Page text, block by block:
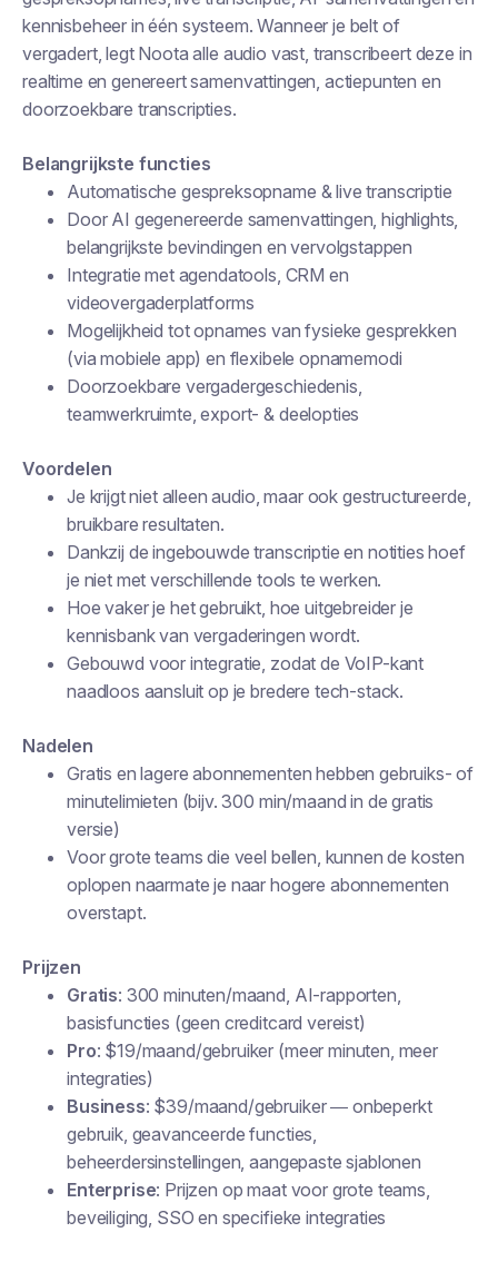
kennisbeheer in één systeem. Wanneer je belt of
vergadert, legt Noota alle audio vast, transcribeert deze in
realtime en genereert samenvattingen, actiepunten en
doorzoekbare transcripties.
Belangrijkste functies
Automatische gespreksopname & live transcriptie
Door AI gegenereerde samenvattingen, highlights,
belangrijkste bevindingen en vervolgstappen
Integratie met agendatools, CRM en
videovergaderplatforms
Mogelijkheid tot opnames van fysieke gesprekken
(via mobiele app) en flexibele opnamemodi
Doorzoekbare vergadergeschiedenis,
teamwerkruimte, export- & deelopties
Voordelen
Je krijgt niet alleen audio, maar ook gestructureerde,
bruikbare resultaten.
Dankzij de ingebouwde transcriptie en notities hoef
je niet met verschillende tools te werken.
Hoe vaker je het gebruikt, hoe uitgebreider je
kennisbank van vergaderingen wordt.
Gebouwd voor integratie, zodat de VoIP-kant
naadloos aansluit op je bredere tech-stack.
Nadelen
Gratis en lagere abonnementen hebben gebruiks- of
minutelimieten (bijv. 300 min/maand in de gratis
versie)
Voor grote teams die veel bellen, kunnen de kosten
oplopen naarmate je naar hogere abonnementen
overstapt.
Prijzen
Gratis: 300 minuten/maand, AI-rapporten,
basisfuncties (geen creditcard vereist)
Pro: $19/maand/gebruiker (meer minuten, meer
integraties)
Business: $39/maand/gebruiker — onbeperkt
gebruik, geavanceerde functies,
beheerdersinstellingen, aangepaste sjablonen
Enterprise: Prijzen op maat voor grote teams,
beveiliging, SSO en specifieke integraties